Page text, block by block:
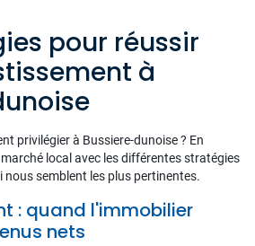
pour réussir
à
privilégier à Bussiere-dunoise ? En
local avec les différentes stratégies
nous semblent les plus pertinentes.
: quand l'immobilier
nets